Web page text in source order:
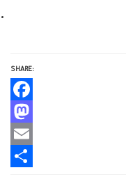
SHARE:
Facebook
Mastodon
Email